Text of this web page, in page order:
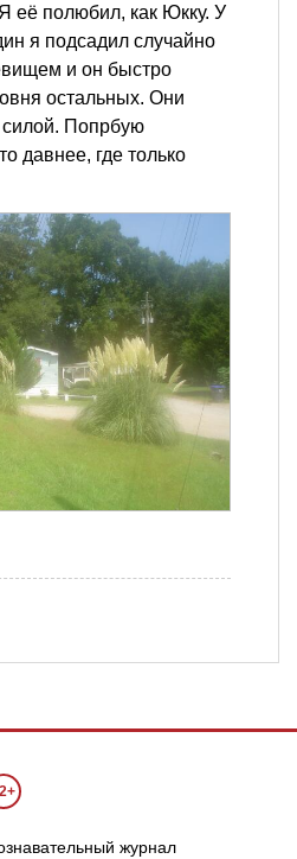
её полюбил, как Юкку. У
я подсадил случайно
и он быстро
остальных. Они
Попрбую
давнее, где только
журнал